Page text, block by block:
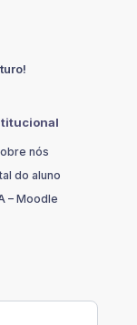
nós
do aluno
– Moodle